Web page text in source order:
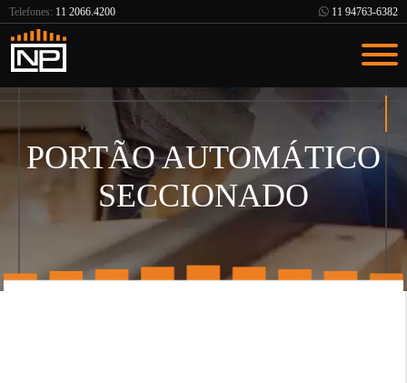
Telefones: 11 2066.4200 11 94763-6382
PORTÃO AUTOMÁTICO
SECCIONADO